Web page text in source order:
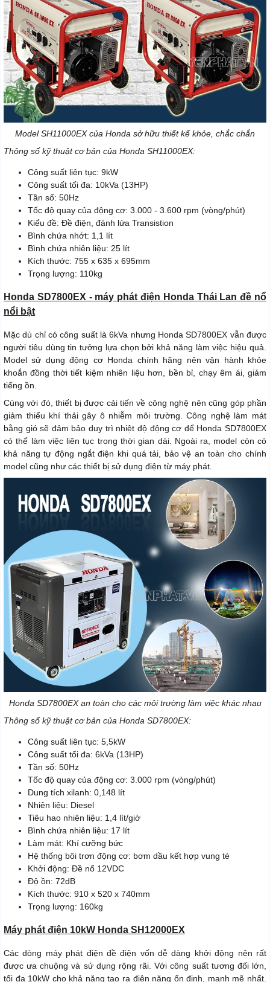
Model SH11000EX của Honda sở hữu thiết kế khỏe, chắc chắn
Thông số kỹ thuật cơ bản của Honda SH11000EX:
Công suất liên tục: 9kW
Công suất tối đa: 10kVa (13HP)
Tần số: 50Hz
Tốc độ quay của động cơ: 3.000 - 3.600 rpm (vòng/phút)
Kiểu đề: Đề điện, đánh lửa Transistion
Bình chứa nhớt: 1,1 lít
Bình chứa nhiên liệu: 25 lít
Kích thước: 755 x 635 x 695mm
Trọng lượng: 110kg
Honda SD7800EX - máy phát điện Honda Thái Lan đề nổ
nổi bật
Mặc dù chỉ có công suất là 6kVa nhưng Honda SD7800EX vẫn được
người tiêu dùng tin tưởng lựa chọn bởi khả năng làm việc hiệu quả.
Model sử dụng động cơ Honda chính hãng nên vận hành khỏe
khoắn đồng thời tiết kiệm nhiên liệu hơn, bền bỉ, chạy êm ái, giảm
tiếng ồn.
Cùng với đó, thiết bị được cải tiến về công nghệ nên cũng góp phần
giảm thiểu khí thải gây ô nhiễm môi trường. Công nghệ làm mát
bằng gió sẽ đảm bảo duy trì nhiệt độ động cơ để Honda SD7800EX
có thể làm việc liên tục trong thời gian dài. Ngoài ra, model còn có
khả năng tự động ngắt điện khi quá tải, bảo vệ an toàn cho chính
model cũng như các thiết bị sử dụng điện từ máy phát.
Honda SD7800EX an toàn cho các môi trường làm việc khác nhau
Thông số kỹ thuật cơ bản của Honda SD7800EX:
Công suất liên tục: 5,5kW
Công suất tối đa: 6kVa (13HP)
Tần số: 50Hz
Tốc độ quay của động cơ: 3.000 rpm (vòng/phút)
Dung tích xilanh: 0,148 lít
Nhiên liệu: Diesel
Tiêu hao nhiên liệu: 1,4 lít/giờ
Bình chứa nhiên liệu: 17 lít
Làm mát: Khí cưỡng bức
Hệ thống bôi trơn động cơ: bơm dầu kết hợp vung té
Khởi động: Đề nổ 12VDC
Độ ồn: 72dB
Kích thước: 910 x 520 x 740mm
Trọng lượng: 160kg
Máy phát điện 10kW Honda SH12000EX
Các dòng máy phát điện đề điện vốn dễ dàng khởi động nên rất
được ưa chuộng và sử dụng rộng rãi. Với công suất tương đối lớn,
tối đa 10kW cho khả năng tạo ra điện năng ổn định, mạnh mẽ nhất.